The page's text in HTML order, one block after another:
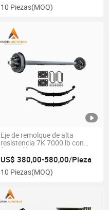
10 Piezas(MOQ)
Eje de remolque de alta
resistencia 7K 7000 lb con
freno eléctrico 8 tuercas
US$ 380,00-580,00/Pieza
10 Piezas(MOQ)